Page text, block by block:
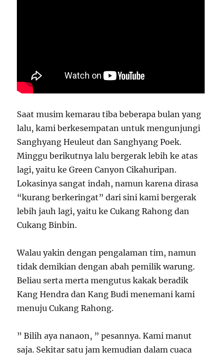
Saat musim kemarau tiba beberapa bulan yang
lalu, kami berkesempatan untuk mengunjungi
Sanghyang Heuleut dan Sanghyang Poek.
Minggu berikutnya lalu bergerak lebih ke atas
lagi, yaitu ke Green Canyon Cikahuripan.
Lokasinya sangat indah, namun karena dirasa
“kurang berkeringat” dari sini kami bergerak
lebih jauh lagi, yaitu ke Cukang Rahong dan
Cukang Binbin.
Walau yakin dengan pengalaman tim, namun
tidak demikian dengan abah pemilik warung.
Beliau serta merta mengutus kakak beradik
Kang Hendra dan Kang Budi menemani kami
menuju Cukang Rahong.
” Bilih aya nanaon, ” pesannya. Kami manut
saja. Sekitar satu jam kemudian dalam cuaca